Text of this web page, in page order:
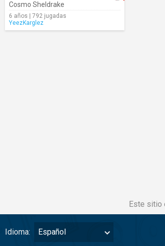
Cosmo Sheldrake
6 años | 792 jugadas
YeezKarglez
Este sitio
Idioma: Español